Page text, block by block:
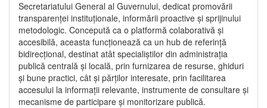
Secretariatului General al Guvernului, dedicat promovării
transparenței instituționale, informării proactive și sprijinului
metodologic. Concepută ca o platformă colaborativă și
accesibilă, aceasta funcționează ca un hub de referință
bidirecțional, destinat atât specialiștilor din administrația
publică centrală și locală, prin furnizarea de resurse, ghiduri
și bune practici, cât și părților interesate, prin facilitarea
accesului la informații relevante, instrumente de consultare și
mecanisme de participare și monitorizare publică.